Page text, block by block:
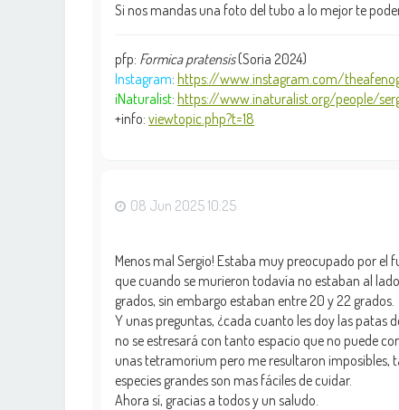
Si nos mandas una foto del tubo a lo mejor te
pfp: Formica pratensis(Soria 2024)
Instagram: https://www.instagram.com/
iNaturalist: https://www.inaturalist.org/people/
+info: viewtopic.php?t=18
08 Jun 2025 10:25
Menos mal Sergio! Estaba muy preocupado por el
que cuando se murieron todavía no estaban al
grados, sin embargo estaban entre 20 y 22 grados.
Y unas preguntas, ¿cada cuanto les doy las patas
no se estresará con tanto espacio que no puede
unas tetramorium pero me resultaron imposibles,
especies grandes son mas fáciles de cuidar.
Ahora sí, gracias a todos y un saludo.